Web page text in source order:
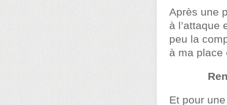
Après une
à l’attaque
peu la
à ma place
Et pour